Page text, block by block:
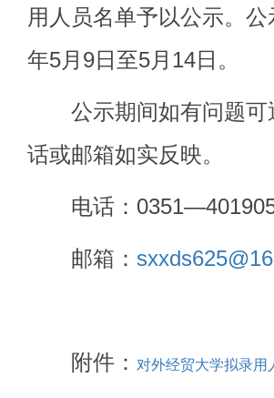
用人员名单予以公示。公
年5月 9日 至5月 14日。
公示期间如有问题
话或邮箱如实反映。
电话： 0351—40
邮箱： sxxds625@1
附件： 对外经贸大学拟录用